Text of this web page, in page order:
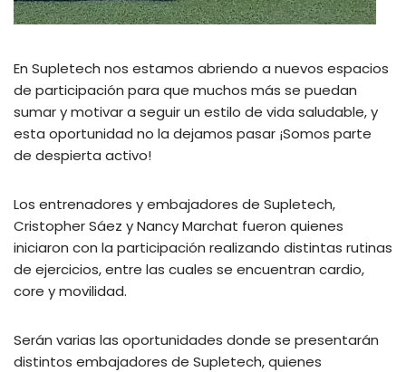
En Supletech nos estamos abriendo a nuevos espacios
de participación para que muchos más se puedan
sumar y motivar a seguir un estilo de vida saludable, y
esta oportunidad no la dejamos pasar ¡Somos parte
de despierta activo!
Los entrenadores y embajadores de Supletech,
Cristopher Sáez y Nancy Marchat fueron quienes
iniciaron con la participación realizando distintas rutinas
de ejercicios, entre las cuales se encuentran cardio,
core y movilidad.
Serán varias las oportunidades donde se presentarán
distintos embajadores de Supletech, quienes